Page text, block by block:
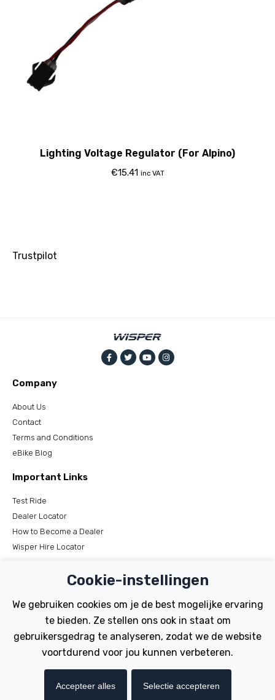
Lighting Voltage Regulator (For Alpino)
€15.41 inc VAT
Trustpilot
Company
About Us
Contact
Terms and Conditions
eBike Blog
Important Links
Test Ride
Dealer Locator
How to Become a Dealer
Wisper Hire Locator
FAQs
Tutorials
Cookie-instellingen
We gebruiken cookies om je de best mogelijke ervaring
te bieden. Ze stellen ons ook in staat om
gebruikersgedrag te analyseren, zodat we de website
voortdurend voor jou kunnen verbeteren.
Accepteer alles Selectie accepteren